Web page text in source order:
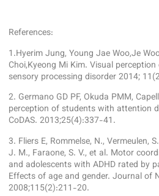
References:
1.Hyerim Jung, Young Jae Woo,Je
Choi,Kyeong Mi Kim. Visual
sensory processing disorder 2014;
2. Germano GD PF, Okuda PMM,
perception of students with attention
CoDAS. 2013;25(4):337-41.
3. Fliers E, Rommelse, N., Vermeulen,
J. M., Faraone, S. V., et al. Motor
and adolescents with ADHD rated by
Effects of age and gender. Journal of
2008;115(2):211-20.